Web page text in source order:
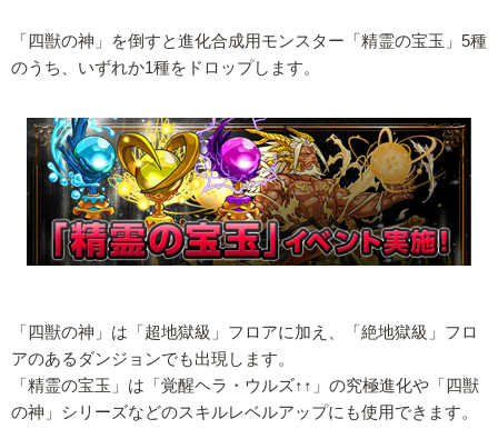
「四獣の神」を倒すと進化合成用モンスター「精霊の宝玉」5種
のうち、いずれか1種をドロップします。
「四獣の神」は「超地獄級」フロアに加え、「絶地獄級」フロ
アのあるダンジョンでも出現します。
「精霊の宝玉」は「覚醒ヘラ・ウルズ↑↑」の究極進化や「四獣
の神」シリーズなどのスキルレベルアップにも使用できます。